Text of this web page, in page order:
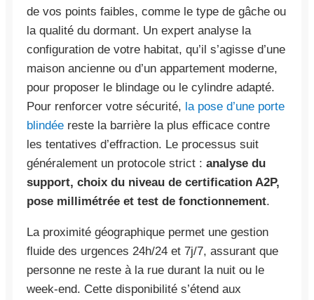
de vos points faibles, comme le type de gâche ou
la qualité du dormant. Un expert analyse la
configuration de votre habitat, qu’il s’agisse d’une
maison ancienne ou d’un appartement moderne,
pour proposer le blindage ou le cylindre adapté.
Pour renforcer votre sécurité, la pose d’une porte
blindée reste la barrière la plus efficace contre
les tentatives d’effraction. Le processus suit
généralement un protocole strict : analyse du
support, choix du niveau de certification A2P,
pose millimétrée et test de fonctionnement.
La proximité géographique permet une gestion
fluide des urgences 24h/24 et 7j/7, assurant que
personne ne reste à la rue durant la nuit ou le
week-end. Cette disponibilité s’étend aux